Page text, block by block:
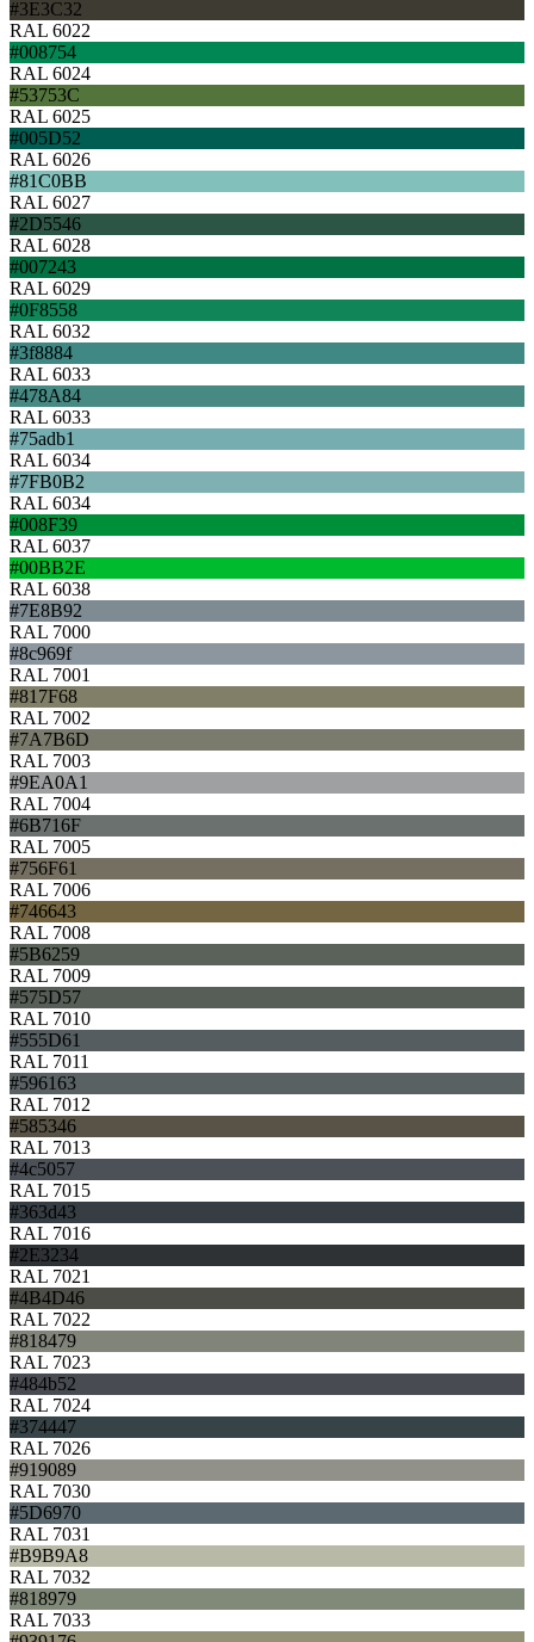
#3E3C32
RAL 6022
#008754
RAL 6024
#53753C
RAL 6025
#005D52
RAL 6026
#81C0BB
RAL 6027
#2D5546
RAL 6028
#007243
RAL 6029
#0F8558
RAL 6032
#3f8884
RAL 6033
#478A84
RAL 6033
#75adb1
RAL 6034
#7FB0B2
RAL 6034
#008F39
RAL 6037
#00BB2E
RAL 6038
#7E8B92
RAL 7000
#8c969f
RAL 7001
#817F68
RAL 7002
#7A7B6D
RAL 7003
#9EA0A1
RAL 7004
#6B716F
RAL 7005
#756F61
RAL 7006
#746643
RAL 7008
#5B6259
RAL 7009
#575D57
RAL 7010
#555D61
RAL 7011
#596163
RAL 7012
#585346
RAL 7013
#4c5057
RAL 7015
#363d43
RAL 7016
#2E3234
RAL 7021
#4B4D46
RAL 7022
#818479
RAL 7023
#484b52
RAL 7024
#374447
RAL 7026
#919089
RAL 7030
#5D6970
RAL 7031
#B9B9A8
RAL 7032
#818979
RAL 7033